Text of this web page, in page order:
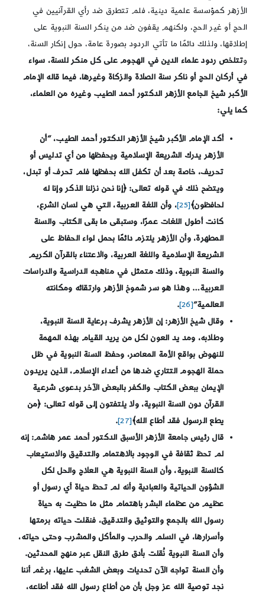
الأزهر كمؤسسة علمية دينية، فلم تتطرق ضد رأي القرآنيين في
الحج أو غير الحج، ولكنهم يقفون ضد من ينكر السنة النبوية على
إطلاقها، ولذلك دائمًا ما تأتي الردود بصورة عامة، حول إنكار السنة،
وتتلخص ردود علماء الدين في الهجوم على كل منكر للسنة، سواء
في أركان الحج أو ناكر سنة الصلاة والزكاة وغيرها، فيما قاله الإمام
الأكبر شيخ الجامع الأزهر الدكتور أحمد الطيب وغيره من العلماء،
كما يلي:
أكد الإمام الأكبر شيخ الأزهر الدكتور أحمد الطيب، “أن
الأزهر يدرك الشريعة الإسلامية ويحفظها من أي تدليس أو
تحريف، خاصة بعد أن تكفل الله بحفظها فلم تحرف أو تبدل،
ويتضح ذلك في قوله تعالى: ﴿إنا نحن نزلنا الذكر وإنا له
لحافظون﴾[25]
، وأن اللغة العربية، التي هي لسان الشرع،
كانت أطول اللغات عمرًا، وستبقى ما بقى الكتاب والسنة
المطهرة، وأن الأزهر يلتزم دائمًا بحمل لواء الحفاظ على
الشريعة الإسلامية واللغة العربية، والاعتناء بالقرآن الكريم
والسنة النبوية، وذلك متمثل في مناهجه الدراسية والدراسات
العربية… وهذا هو سر شموخ الأزهر وارتقائه ومكانته
العالمية”[26]
.
وقال شيخ الأزهر: إن الأزهر يشرف برعاية السنة النبوية،
وطلابه، ومد يد العون لكل من يريد القيام بهذه المهمة
للنهوض بواقع الأمة المعاصر، وحفظ السنة النبوية في ظل
حملة الهجوم التتاري ضدها من أعداء الإسلام، الذين يريدون
الإيمان ببعض الكتاب والكفر بالبعض الآخر بدعوى شرعية
القرآن دون السنة النبوية، ولا يلتفتون إلى قوله تعالى: ﴿من
يطع الرسول فقد أطاع الله﴾[27]
.
قال رئيس جامعة الأزهر الأسبق الدكتور أحمد عمر هاشم: إنه
لم تحظ ثقافة في الوجود بالاهتمام والتدقيق والاستيعاب
كالسنة النبوية، وأن السنة النبوية هي العلاج والحل لكل
الشؤون الحياتية والعبادية وأنه لم تحظ حياة أي رسول أو
عظيم من عظماء البشر باهتمام مثل ما حظيت به حياة
رسول الله بالجمع والتوثيق والتدقيق، فنقلت حياته برمتها
وأسرارها، في السلم والحرب والمأكل والمشرب وحتى حياته،
وأن السنة النبوية نُقلت بأدق طرق النقل عبر منهج المحدثين.
وأن السنة تواجه الآن تحديات وبعض الشغب عليها، برغم أننا
نجد توصية الله عز وجل بأن من أطاع رسول الله فقد أطاعه،